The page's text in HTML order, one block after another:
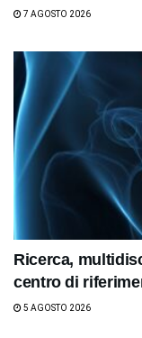
7 AGOSTO 2026
Ricerca,
centro di
5 AGOSTO 2026